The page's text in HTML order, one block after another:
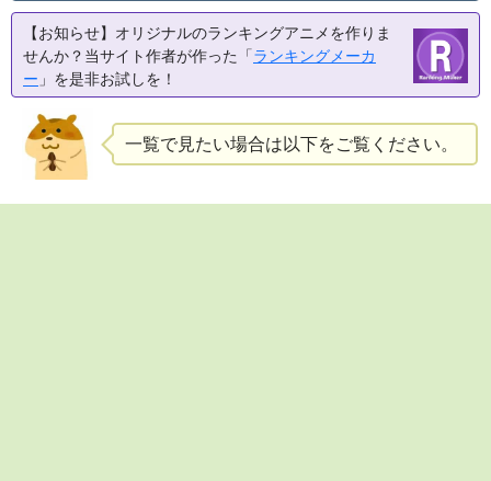
【お知らせ】オリジナルのランキングアニメを作りま
せんか？当サイト作者が作った「ランキングメーカ
ー 」を是非お試しを！
一覧で見たい場合は以下をご覧ください。